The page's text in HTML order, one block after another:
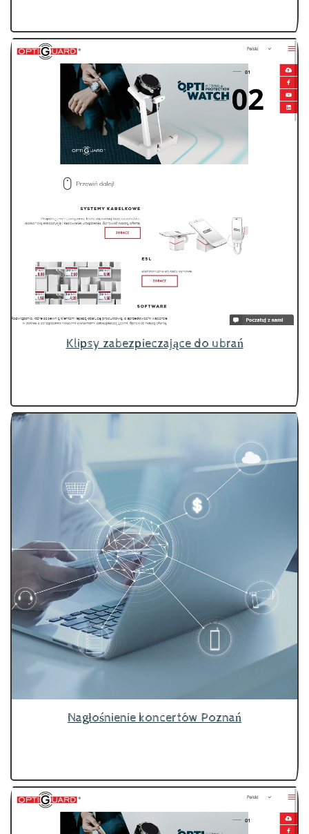
Klipsy zabezpieczające do ubrań
Nagłośnienie koncertów Poznań